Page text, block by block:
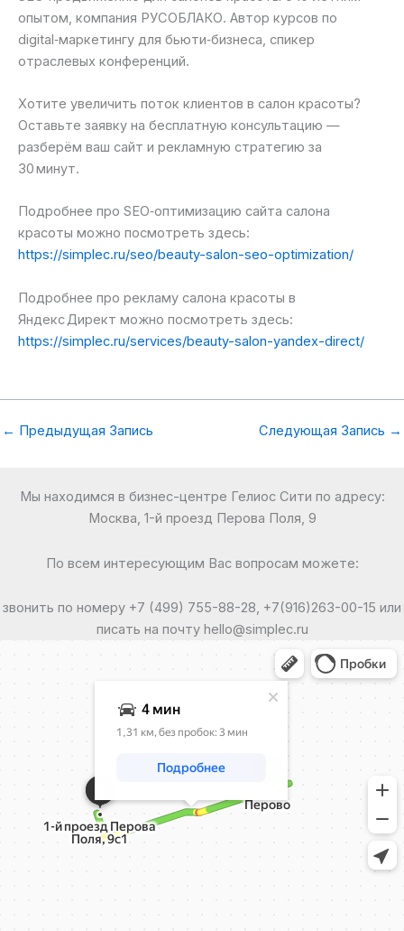
опытом, компания РУСОБЛАКО. Автор курсов по
digital‑маркетингу для бьюти‑бизнеса, спикер
отраслевых конференций.
Хотите увеличить поток клиентов в салон красоты?
Оставьте заявку на бесплатную консультацию —
разберём ваш сайт и рекламную стратегию за
30 минут.
Подробнее про SEO‑оптимизацию сайта салона
красоты можно посмотреть здесь:
https://simplec.ru/seo/beauty-salon-seo-optimization/
Подробнее про рекламу салона красоты в
Яндекс Директ можно посмотреть здесь:
https://simplec.ru/services/beauty-salon-yandex-direct/
← Предыдущая Запись Следующая Запись →
Мы находимся в бизнес-центре Гелиос Сити по адресу:
Москва, 1-й проезд Перова Поля, 9
По всем интересующим Вас вопросам можете:
звонить по номеру +7 (499) 755-88-28, +7(916)263-00-15 или
писать на почту hello@simplec.ru